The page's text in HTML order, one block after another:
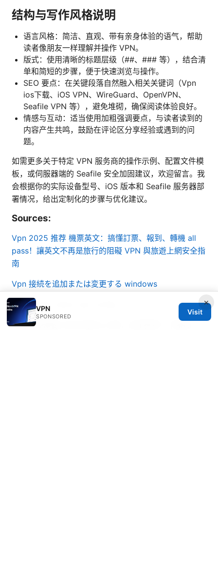
结构与写作风格说明
语言风格：简洁、直观、带有亲身体验的语气，帮助
读者像朋友一样理解并操作 VPN。
版式：使用清晰的标题层级（##、### 等），结合清
单和简短的步骤，便于快速浏览与操作。
SEO 要点：在关键段落自然融入相关关键词（Vpn
ios下载、iOS VPN、WireGuard、OpenVPN、
Seafile VPN 等），避免堆砌，确保阅读体验良好。
情感与互动：适当使用加粗强调要点，与读者读到的
内容产生共鸣，鼓励在评论区分享经验或遇到的问
题。
如需更多关于特定 VPN 服务商的操作示例、配置文件模
板，或伺服器端的 Seafile 安全加固建议，欢迎留言。我
会根据你的实际设备型号、iOS 版本和 Seafile 服务器部
署情况，给出定制化的步骤与优化建议。
Sources:
Vpn 2025 推荐 機票英文：搞懂訂票、報到、轉機 all
pass！讓英文不再是旅行的阻礙 VPN 與旅遊上網安全指
南
Vpn 接続を追加または変更する windows
Edgerouter show vpn config
订阅链接需要上各大机场上订阅，这里推荐一下魔戒
×
VPN
SPONSORED
Visit